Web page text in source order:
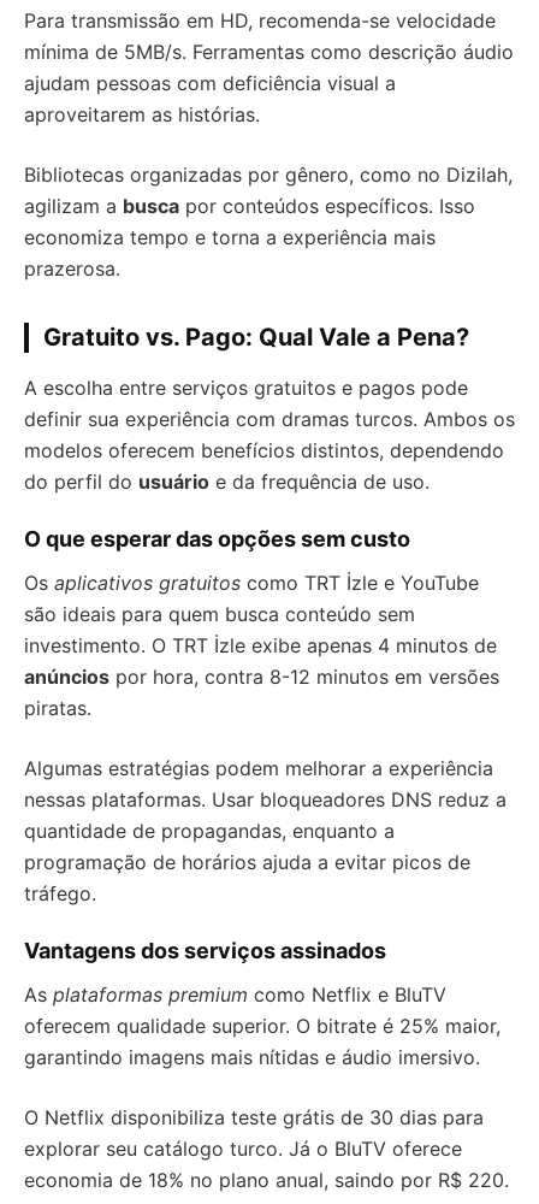
Para transmissão em HD, recomenda-se velocidade
mínima de 5MB/s. Ferramentas como descrição áudio
ajudam pessoas com deficiência visual a
aproveitarem as histórias.
Bibliotecas organizadas por gênero, como no Dizilah,
agilizam a busca por conteúdos específicos. Isso
economiza tempo e torna a experiência mais
prazerosa.
Gratuito vs. Pago: Qual Vale a Pena?
A escolha entre serviços gratuitos e pagos pode
definir sua experiência com dramas turcos. Ambos os
modelos oferecem benefícios distintos, dependendo
do perfil do usuário e da frequência de uso.
O que esperar das opções sem custo
Os aplicativos gratuitos como TRT İzle e YouTube
são ideais para quem busca conteúdo sem
investimento. O TRT İzle exibe apenas 4 minutos de
anúncios por hora, contra 8-12 minutos em versões
piratas.
Algumas estratégias podem melhorar a experiência
nessas plataformas. Usar bloqueadores DNS reduz a
quantidade de propagandas, enquanto a
programação de horários ajuda a evitar picos de
tráfego.
Vantagens dos serviços assinados
As plataformas premium como Netflix e BluTV
oferecem qualidade superior. O bitrate é 25% maior,
garantindo imagens mais nítidas e áudio imersivo.
O Netflix disponibiliza teste grátis de 30 dias para
explorar seu catálogo turco. Já o BluTV oferece
economia de 18% no plano anual, saindo por R$ 220.